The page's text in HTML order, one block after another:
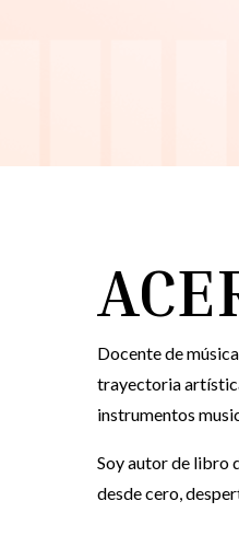
Docente de
trayectoria
instrumentos
Soy autor de libro
desde cero,